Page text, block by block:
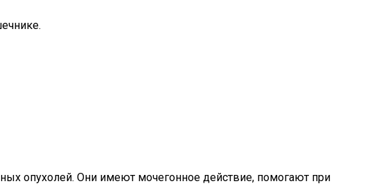
опухолей. Они имеют мочегонное действие, помогают при